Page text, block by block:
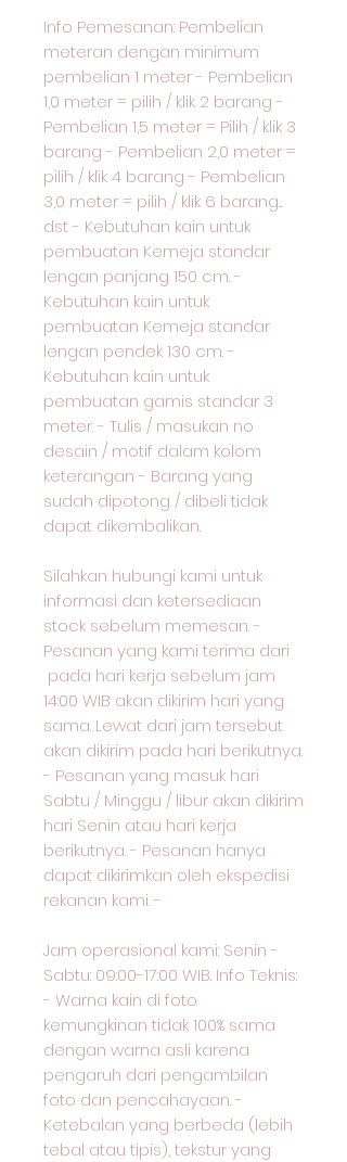
Info Pemesanan: Pembelian
meteran dengan minimum
pembelian 1 meter - Pembelian
1,0 meter = pilih / klik 2 barang -
Pembelian 1,5 meter = Pilih / klik 3
barang - Pembelian 2,0 meter =
pilih / klik 4 barang - Pembelian
3,0 meter = pilih / klik 6 barang...
dst - Kebutuhan kain untuk
pembuatan Kemeja standar
lengan panjang 150 cm. -
Kebutuhan kain untuk
pembuatan Kemeja standar
lengan pendek 130 cm. -
Kebutuhan kain untuk
pembuatan gamis standar 3
meter. - Tulis / masukan no
desain / motif dalam kolom
keterangan - Barang yang
sudah dipotong / dibeli tidak
dapat dikembalikan.
Silahkan hubungi kami untuk
informasi dan ketersediaan
stock sebelum memesan. -
Pesanan yang kami terima dari
pada hari kerja sebelum jam
14:00 WIB akan dikirim hari yang
sama. Lewat dari jam tersebut
akan dikirim pada hari berikutnya.
- Pesanan yang masuk hari
Sabtu / Minggu / libur akan dikirim
hari Senin atau hari kerja
berikutnya. - Pesanan hanya
dapat dikirimkan oleh ekspedisi
rekanan kami. -
Jam operasional kami: Senin -
Sabtu: 09:00-17:00 WIB. Info Teknis:
- Warna kain di foto
kemungkinan tidak 100% sama
dengan warna asli karena
pengaruh dari pengambilan
foto dan pencahayaan. -
Ketebalan yang berbeda (lebih
tebal atau tipis), tekstur yang